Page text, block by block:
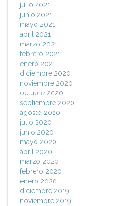
julio 2021
junio 2021
mayo 2021
abril 2021
marzo 2021
febrero 2021
enero 2021
diciembre 2020
noviembre 2020
octubre 2020
septiembre 2020
agosto 2020
julio 2020
junio 2020
mayo 2020
abril 2020
marzo 2020
febrero 2020
enero 2020
diciembre 2019
noviembre 2019